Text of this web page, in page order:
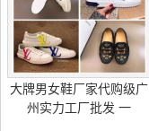
大牌男女鞋厂家代购级广
州实力工厂批发 一